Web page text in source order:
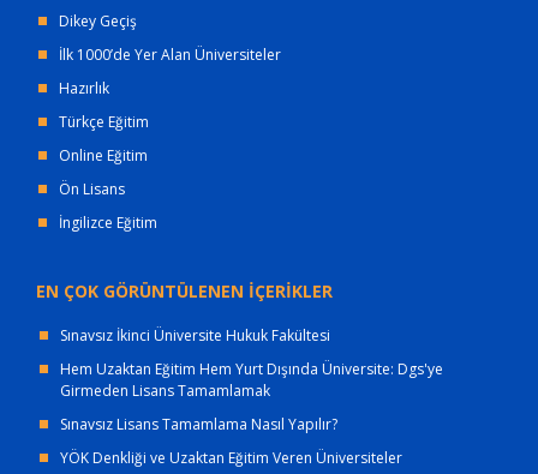
Dikey Geçiş
İlk 1000’de Yer Alan Üniversiteler
Hazırlık
Türkçe Eğitim
Online Eğitim
Ön Lisans
İngilizce Eğitim
EN ÇOK GÖRÜNTÜLENEN İÇERİKLER
Sınavsız İkinci Üniversite Hukuk Fakültesi
Hem Uzaktan Eğitim Hem Yurt Dışında Üniversite: Dgs'ye
Girmeden Lisans Tamamlamak
Sınavsız Lisans Tamamlama Nasıl Yapılır?
YÖK Denkliği ve Uzaktan Eğitim Veren Üniversiteler